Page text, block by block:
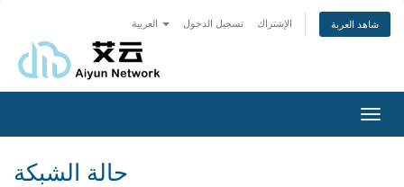
تسجيل الدخول الإشتراك شاهد العربة
حالة الشبكة